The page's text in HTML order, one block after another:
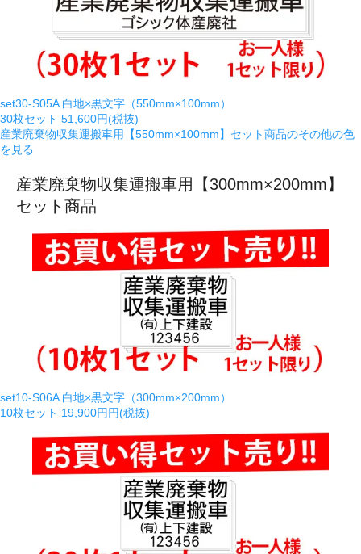
set30-S05A 白地×黒文字（550mm×100mm）
30枚セット 51,600円(税抜)
産業廃棄物収集運搬車用【550mm×100mm】セット商品のその他の色
を見る
産業廃棄物収集運搬車用【300mm×200mm】
セット商品
set10-S06A 白地×黒文字（300mm×200mm）
10枚セット 19,900円円(税抜)